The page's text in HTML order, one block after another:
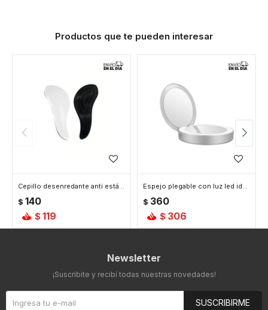
Productos que te pueden interesar
Cepillo desenredante anti estática - Blanco
$ 140
$ 119
Espejo plegable con luz led ideal para cartera - Blanco
$ 360
$ 306
Newsletter
¡Suscribite y recibí todas nuestras novedades!
SUSCRIBIRME